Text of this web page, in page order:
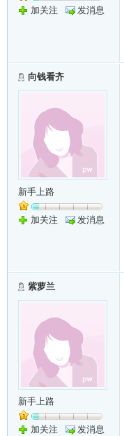
加关注 发消息
向钱看齐
新手上路
加关注 发消息
紫萝兰
新手上路
加关注 发消息